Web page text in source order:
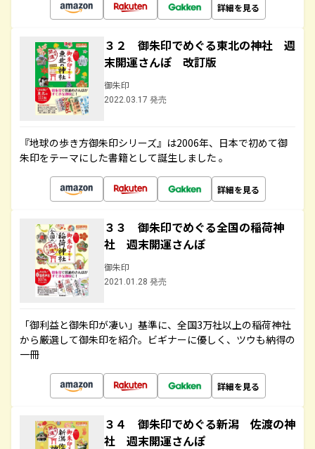
詳細を見る
３２ 御朱印でめぐる東北の神社 週
末開運さんぽ 改訂版
御朱印
2022.03.17 発売
『地球の歩き方御朱印シリーズ』は2006年、日本で初めて御
朱印をテーマにした書籍として誕生しました 。
詳細を見る
３３ 御朱印でめぐる全国の稲荷神
社 週末開運さんぽ
御朱印
2021.01.28 発売
「御利益と御朱印が凄い」基準に、全国3万社以上の稲荷神社
から厳選して御朱印を紹介。ビギナーに優しく、ツウも納得の
一冊
詳細を見る
３４ 御朱印でめぐる新潟 佐渡の神
社 週末開運さんぽ